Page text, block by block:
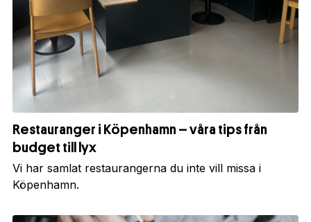
Restauranger i Köpenhamn – våra tips från
budget till lyx
Vi har samlat restaurangerna du inte vill missa i
Köpenhamn.